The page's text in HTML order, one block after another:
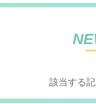
該当する